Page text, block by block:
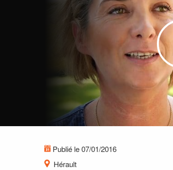
Publié le 07/01/2016
Hérault